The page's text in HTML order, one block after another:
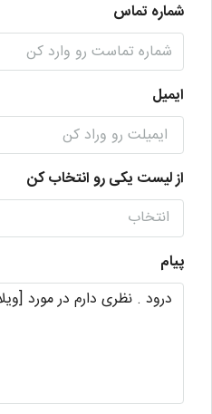
شماره تماس
ایمیل
از لیست یکی رو انتخاب کن
انتخاب
پیام